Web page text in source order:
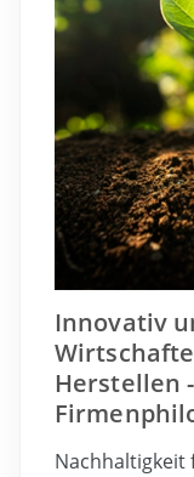
Innovativ
Herstellen
Nachhaltigkeit